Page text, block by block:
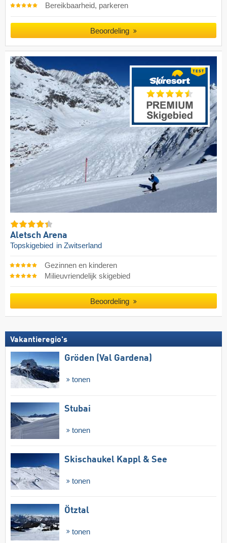
Bereikbaarheid, parkeren
Beoordeling
Aletsch Arena
Topskigebied in Zwitserland
Gezinnen en kinderen
Milieuvriendelijk skigebied
Beoordeling
Vakantieregio's
Gröden (Val Gardena)
tonen
Stubai
tonen
Skischaukel Kappl & See
tonen
Ötztal
tonen